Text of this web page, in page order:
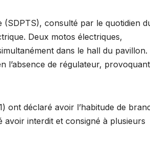
consulté par le quotidien
Deux motos électriques,
dans le hall du pavillon.
l’absence de régulateur,
ont déclaré avoir l’habitude de
avoir interdit et consigné à plusieurs